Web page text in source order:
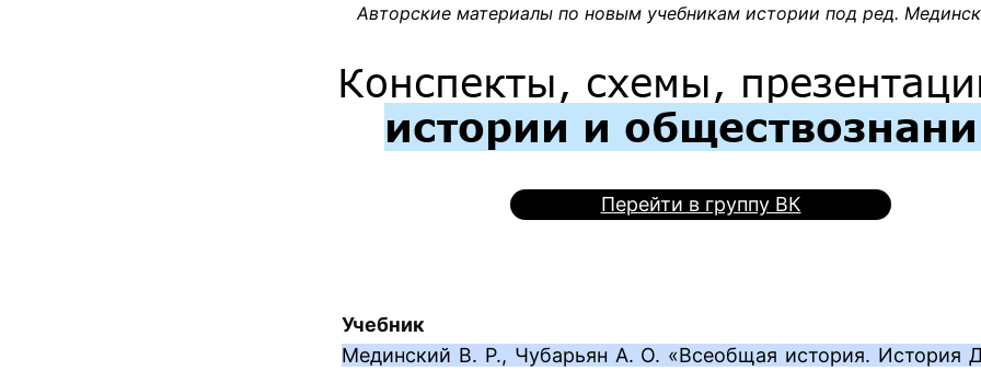
Авторские материалы по новым учебникам истории под ред.
Конспекты, схемы,
истории и
Перейти в группу ВК
Учебник
Мединский В. Р., Чубарьян А. О. «Всеобщая история. История